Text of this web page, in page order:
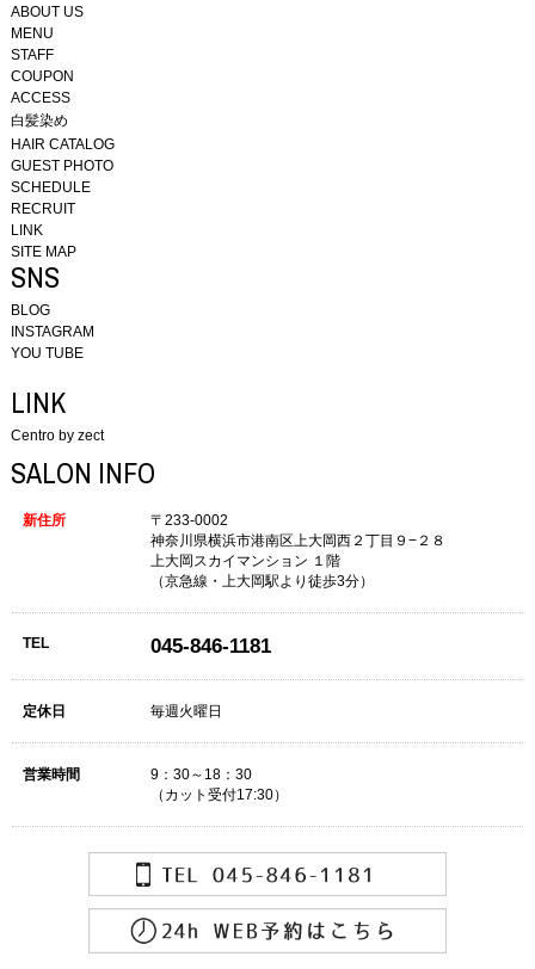
ABOUT US
MENU
STAFF
COUPON
ACCESS
白髪染め
HAIR CATALOG
GUEST PHOTO
SCHEDULE
RECRUIT
LINK
SITE MAP
SNS
BLOG
INSTAGRAM
YOU TUBE
LINK
Centro by zect
SALON INFO
新住所
〒233-0002
神奈川県横浜市港南区上大岡西２丁目９−２８
上大岡スカイマンション １階
（京急線・上大岡駅より徒歩3分）
TEL 045-846-1181
定休日 毎週火曜日
営業時間
9：30～18：30
（カット受付17:30）